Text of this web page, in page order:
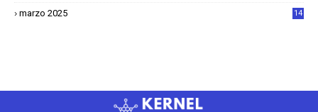
marzo 2025
14